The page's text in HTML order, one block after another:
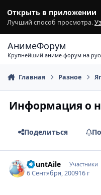
Открыть в приложении
Лучший способ просмотра.
АнимеФорум
Крупнейший аниме-форум на
Главная Разное
Информация о
Поделиться
CountAile Участники
6 Сентября, 200916 г